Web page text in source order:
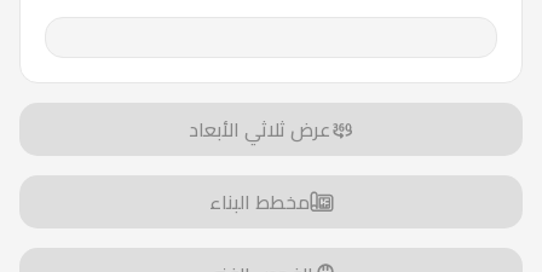
عرض ثلاثي الأبعاد
مخطط البناء